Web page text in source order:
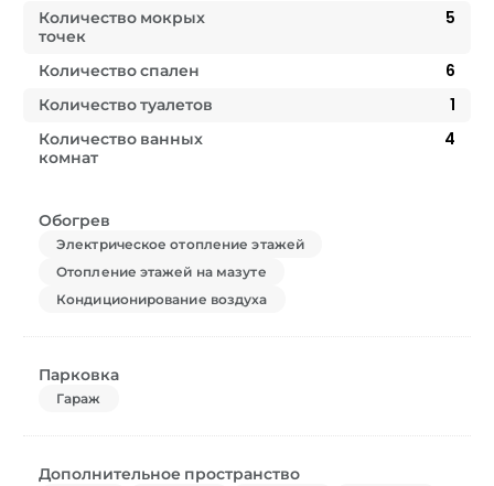
Количество мокрых
точек
5
Количество спален
6
Количество туалетов
1
Количество ванных
комнат
4
Обогрев
Электрическое отопление этажей
Отопление этажей на мазуте
Кондиционирование воздуха
Парковка
Гараж
Дополнительное пространство